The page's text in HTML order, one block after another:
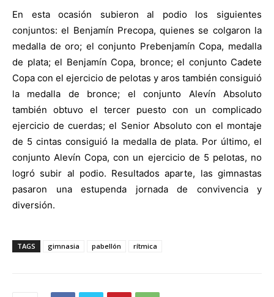
En esta ocasión subieron al podio los siguientes
conjuntos: el Benjamín Precopa, quienes se colgaron la
medalla de oro; el conjunto Prebenjamín Copa, medalla
de plata; el Benjamín Copa, bronce; el conjunto Cadete
Copa con el ejercicio de pelotas y aros también consiguió
la medalla de bronce; el conjunto Alevín Absoluto
también obtuvo el tercer puesto con un complicado
ejercicio de cuerdas; el Senior Absoluto con el montaje
de 5 cintas consiguió la medalla de plata. Por último, el
conjunto Alevín Copa, con un ejercicio de 5 pelotas, no
logró subir al podio. Resultados aparte, las gimnastas
pasaron una estupenda jornada de convivencia y
diversión.
TAGS gimnasia pabellón rítmica